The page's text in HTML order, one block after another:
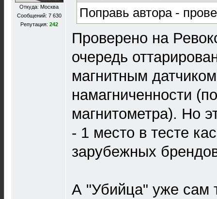
Откуда: Москва
Сообщений: 7 630
Репутация: 242
Поправь автора -
Проверено на
очередь
магнитным
намагниченности
магнитометра). Но
- 1 место в тесте
зарубежных
А "Убийца" уже сам